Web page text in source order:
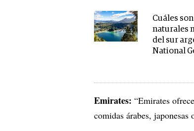
Cuáles
naturales
del sur
National
Emirates: “Emirates
comidas árabes,